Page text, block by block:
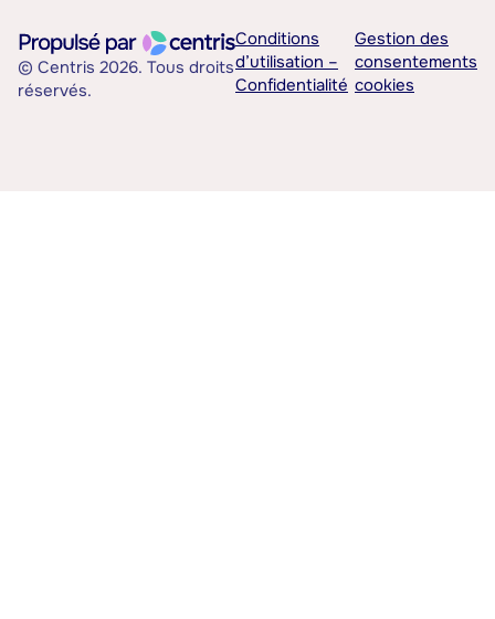
© Centris 2026. Tous droits
réservés.
Conditions
d’utilisation –
Confidentialité
Gestion des
consentements
cookies